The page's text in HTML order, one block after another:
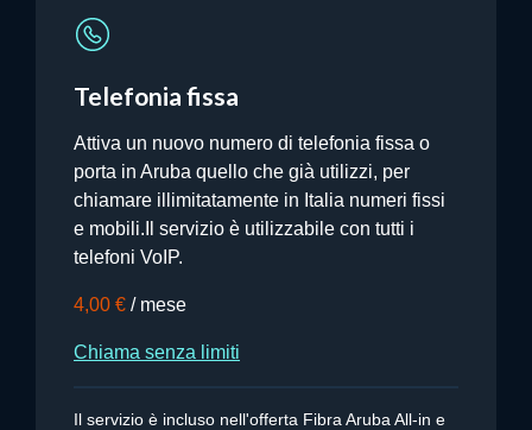
Telefonia fissa
Attiva un nuovo numero di telefonia fissa o
porta in Aruba quello che già utilizzi, per
chiamare illimitatamente in Italia numeri fissi
e mobili.Il servizio è utilizzabile con tutti i
telefoni VoIP.
4,00 € / mese
Chiama senza limiti
Il servizio è incluso nell'offerta Fibra Aruba All-in e